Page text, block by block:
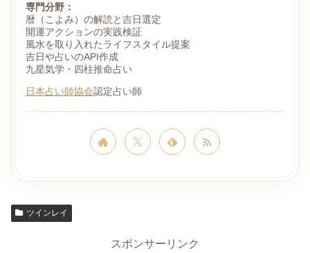
専門分野：
暦（こよみ）の解読と吉日選定
開運アクションの実践検証
風水を取り入れたライフスタイル提案
吉日や占いのAPI作成
九星気学・四柱推命占い
日本占い師協会認定占い師
ツインレイ
スポンサーリンク